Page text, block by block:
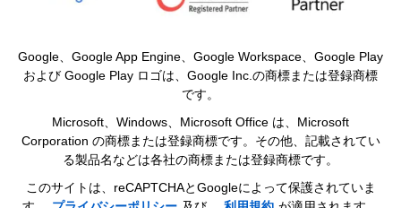
Google、Google App Engine、Google Workspace、Google Play
および Google Play ロゴは、Google Inc.の商標または登録商標
です。
Microsoft、Windows、Microsoft Office は、Microsoft
Corporation の商標または登録商標です。その他、記載されてい
る製品名などは各社の商標または登録商標です。
このサイトは、reCAPTCHAとGoogleによって保護されていま